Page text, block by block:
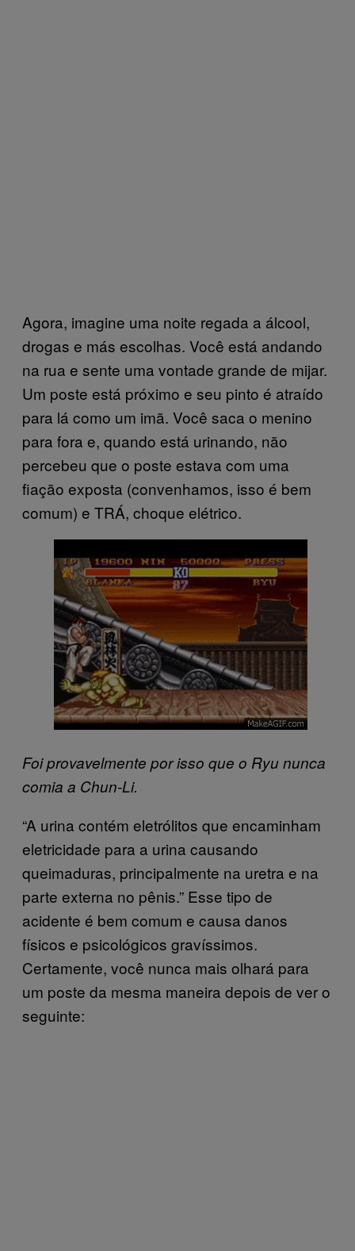
Agora, imagine uma noite regada a álcool,
drogas e más escolhas. Você está andando
na rua e sente uma vontade grande de mijar.
Um poste está próximo e seu pinto é atraído
para lá como um imã. Você saca o menino
para fora e, quando está urinando, não
percebeu que o poste estava com uma
fiação exposta (convenhamos, isso é bem
comum) e TRÁ, choque elétrico.
Foi provavelmente por isso que o Ryu nunca
comia a Chun-Li.
“A urina contém eletrólitos que encaminham
eletricidade para a urina causando
queimaduras, principalmente na uretra e na
parte externa no pênis.” Esse tipo de
acidente é bem comum e causa danos
físicos e psicológicos gravíssimos.
Certamente, você nunca mais olhará para
um poste da mesma maneira depois de ver o
seguinte: